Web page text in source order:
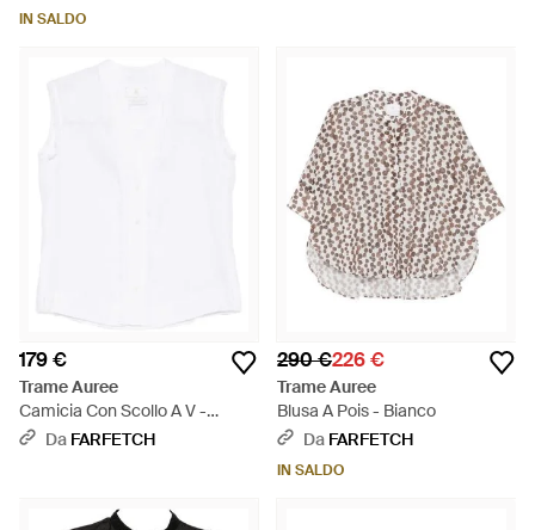
IN SALDO
179 €
Trame Auree
Camicia Con Scollo A V -
Bianco
Da FARFETCH
290 €226 €
Trame Auree
Blusa A Pois - Bianco
Da FARFETCH
IN SALDO